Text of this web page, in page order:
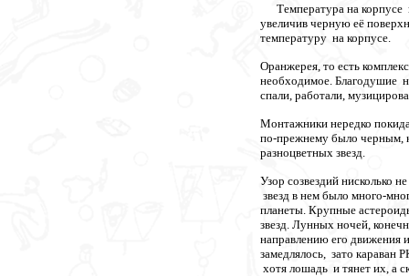
Температура на корпусе
увеличив черную её
температуру на корпусе.
Оранжерея, то есть
необходимое. Благодушие
спали, работали,
Монтажники нередко
по-прежнему было черным,
разноцветных звезд.
Узор созвездий нисколько
звезд в нем было много-
планеты. Крупные
звезд. Лунных ночей,
направлению его
замедлялось, зато
хотя лошадь и тянет их, а